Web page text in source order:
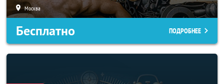
Москва
Бесплатно ПОДРОБНЕЕ